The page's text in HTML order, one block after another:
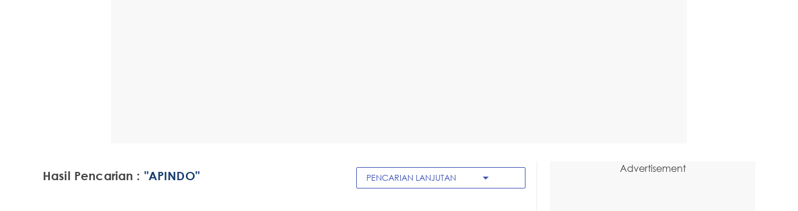
Hasil Pencarian : "APINDO" PENCARIAN LANJUTAN arrow_drop_down
Advertisement